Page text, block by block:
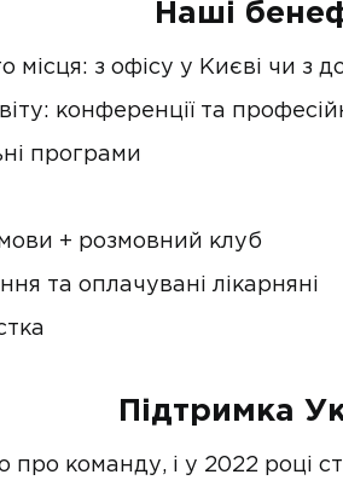
Наші
місця: з офісу у Києві чи з
конференції та
програми
мови + розмовний клуб
та оплачувані лікарняні
Підтримка
про команду, і у 2022 році